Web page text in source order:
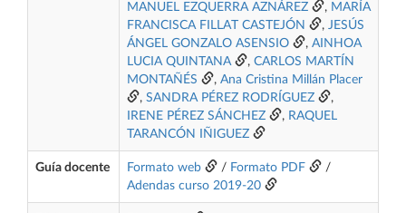
MANUEL EZQUERRA AZNÁREZ
, MARÍA
FRANCISCA FILLAT CASTEJÓN
, JESÚS
ÁNGEL GONZALO ASENSIO
, AINHOA
LUCIA QUINTANA
, CARLOS MARTÍN
MONTAÑÉS
, Ana Cristina Millán Placer
, SANDRA PÉREZ RODRÍGUEZ
,
IRENE PÉREZ SÁNCHEZ
, RAQUEL
TARANCÓN IÑIGUEZ
Guía docente Formato web / Formato PDF
/
Adendas curso 2019-20